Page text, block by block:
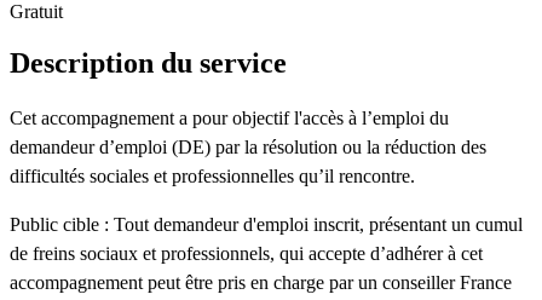
Gratuit
Description du service
Cet accompagnement a pour objectif l'accès à l’emploi du
demandeur d’emploi (DE) par la résolution ou la réduction des
difficultés sociales et professionnelles qu’il rencontre.
Public cible : Tout demandeur d'emploi inscrit, présentant un cumul
de freins sociaux et professionnels, qui accepte d’adhérer à cet
accompagnement peut être pris en charge par un conseiller France